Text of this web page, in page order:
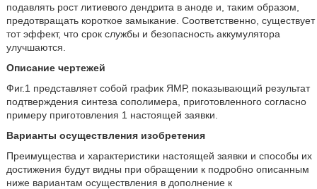
подавлять рост литиевого дендрита в аноде и, таким образом,
предотвращать короткое замыкание. Соответственно, существует
тот эффект, что срок службы и безопасность аккумулятора
улучшаются.
Описание чертежей
Фиг.1 представляет собой график ЯМР, показывающий результат
подтверждения синтеза сополимера, приготовленного согласно
примеру приготовления 1 настоящей заявки.
Варианты осуществления изобретения
Преимущества и характеристики настоящей заявки и способы их
достижения будут видны при обращении к подробно описанным
ниже вариантам осуществления в дополнение к